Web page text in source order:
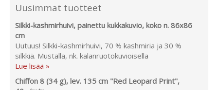
Uusimmat tuotteet
Silkki-kashmirhuivi, painettu kukkakuvio, koko n. 86x86
cm
Uutuus! Silkki-kashmirhuivi, 70 % kashmiria ja 30 %
silkkiä. Mustalla, nk. kalanruotokuvioisella
Lue lisää »
Chiffon 8 (34 g), lev. 135 cm "Red Leopard Print",